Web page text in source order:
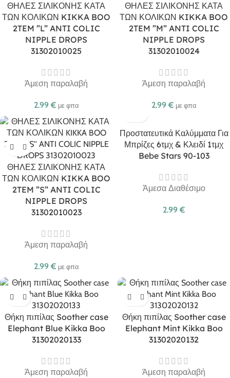
ΘΗΛΕΣ ΣΙΛΙΚΟΝΗΣ ΚΑΤΑ
ΤΩΝ ΚΟΛΙΚΩΝ KIKKA BOO
2TEM ”L” ANTI COLIC
NIPPLE DROPS
31302010025
Άμεση παραλαβή
2.99 € με φπα
ΘΗΛΕΣ ΣΙΛΙΚΟΝΗΣ ΚΑΤΑ
ΤΩΝ ΚΟΛΙΚΩΝ KIKKA BOO
2TEM ”M” ANTI COLIC
NIPPLE DROPS
31302010024
Άμεση παραλαβή
2.99 € με φπα
ΘΗΛΕΣ ΣΙΛΙΚΟΝΗΣ ΚΑΤΑ
ΤΩΝ ΚΟΛΙΚΩΝ KIKKA BOO
2TEM ”S” ANTI COLIC
NIPPLE DROPS
31302010023
Άμεση παραλαβή
2.99 € με φπα
Προστατευτικά Καλύμματα Για
Μπρίζες 6τμχ & Κλειδί 1τμχ
Bebe Stars 90-103
Άμεσα Διαθέσιμο
2.99 €
Θήκη πιπίλας Soother case
Elephant Blue Kikka Boo
31302020133
Άμεση παραλαβή
Θήκη πιπίλας Soother case
Elephant Mint Kikka Boo
31302020132
Άμεση παραλαβή